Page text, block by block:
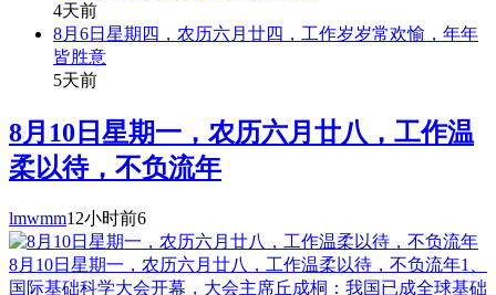
4天前
8月6日星期四，农历六月廿四，工作岁岁常欢愉，年年
皆胜意
5天前
8月10日星期一，农历六月廿八，工作温
柔以待，不负流年
lmwmm12小时前6
8月10日星期一，农历六月廿八，工作温柔以待，不负流年1、
国际基础科学大会开幕，大会主席丘成桐：我国已成全球基础